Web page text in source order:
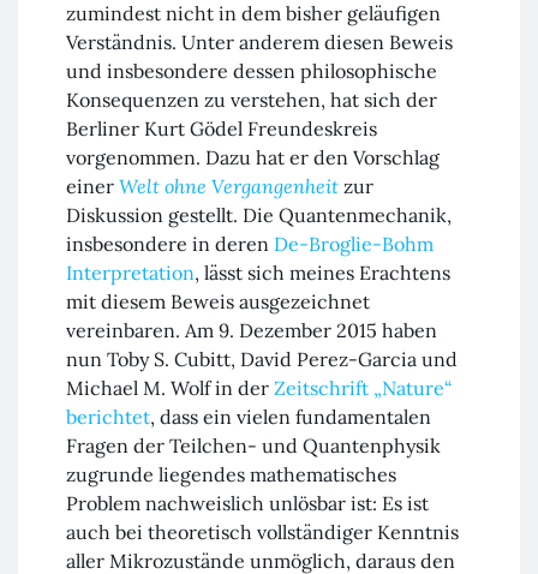
zumindest nicht in dem bisher geläufigen
Verständnis. Unter anderem diesen Beweis
und insbesondere dessen philosophische
Konsequenzen zu verstehen, hat sich der
Berliner Kurt Gödel Freundeskreis
vorgenommen. Dazu hat er den Vorschlag
einer Welt ohne Vergangenheit zur
Diskussion gestellt. Die Quantenmechanik,
insbesondere in deren De-Broglie-Bohm
Interpretation, lässt sich meines Erachtens
mit diesem Beweis ausgezeichnet
vereinbaren. Am 9. Dezember 2015 haben
nun Toby S. Cubitt, David Perez-Garcia und
Michael M. Wolf in der Zeitschrift „Nature“
berichtet, dass ein vielen fundamentalen
Fragen der Teilchen- und Quantenphysik
zugrunde liegendes mathematisches
Problem nachweislich unlösbar ist: Es ist
auch bei theoretisch vollständiger Kenntnis
aller Mikrozustände unmöglich, daraus den